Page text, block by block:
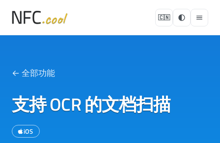
🇨🇳
← 全部功能
支持 OCR 的文档扫描
iOS